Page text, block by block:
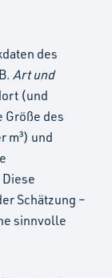
des
Art und
(und
des
m³) und
Schätzung –
sinnvolle